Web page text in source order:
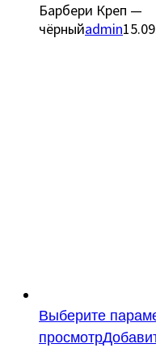
Барбери Креп —
чёрныйadmin
Выберите
просмотр